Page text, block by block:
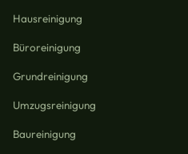
Hausreinigung
Büroreinigung
Grundreinigung
Umzugsreinigung
Baureinigung